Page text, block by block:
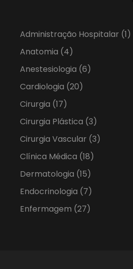
Administração Hospitalar (1)
Anatomia (4)
Anestesiologia (6)
Cardiologia (20)
Cirurgia (17)
Cirurgia Plástica (3)
Cirurgia Vascular (3)
Clínica Médica (18)
Dermatologia (15)
Endocrinologia (7)
Enfermagem (27)